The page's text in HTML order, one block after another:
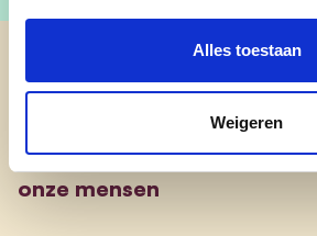
Alles toestaan
Weigeren
cd&v Zandhoven
nieuws
onze mensen